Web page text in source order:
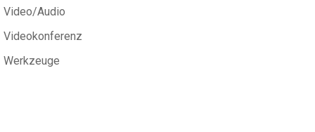
Video/Audio
Videokonferenz
Werkzeuge